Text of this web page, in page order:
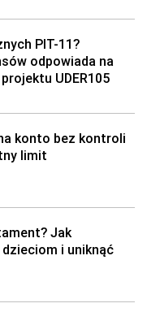
PIT-11?
odpowiada na
UDER105
konto bez kontroli
limit
Jak
i uniknąć